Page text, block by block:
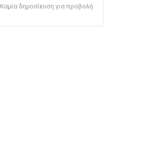
Καμία δημοσίευση για προβολή